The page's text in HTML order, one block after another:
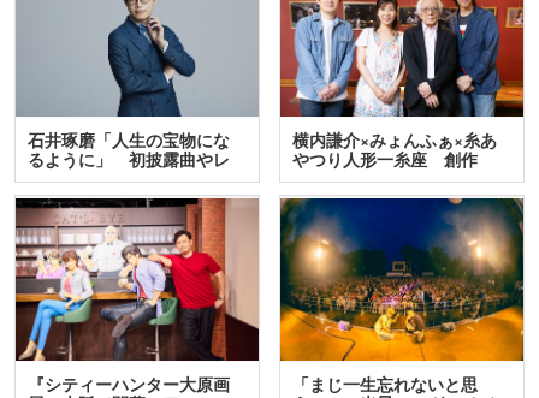
石井琢磨「人生の宝物にな
るように」 初披露曲やレ
ア…
横内謙介×みょんふぁ×糸あ
やつり人形一糸座 創作
人…
『シティーハンター大原画
「まじ一生忘れないと思